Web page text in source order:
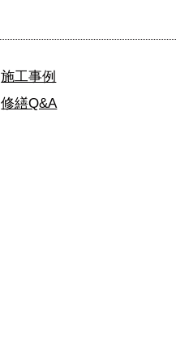
施工事例
修繕Q&A